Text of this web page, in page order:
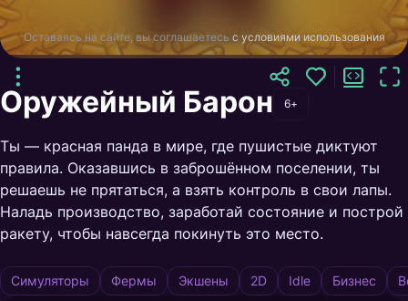
Оставаясь на сайте, вы соглашаетесь с условиями использования
Оружейный Барон 6+
Ты — красная панда в мире, где пушистые диктуют
правила. Оказавшись в заброшённом поселении, ты
решаешь не прятаться, а взять контроль в свои лапы.
Наладь производство, заработай состояние и построй
ракету, чтобы навсегда покинуть это место.
Симуляторы Фермы Экшены 2D Idle Бизнес